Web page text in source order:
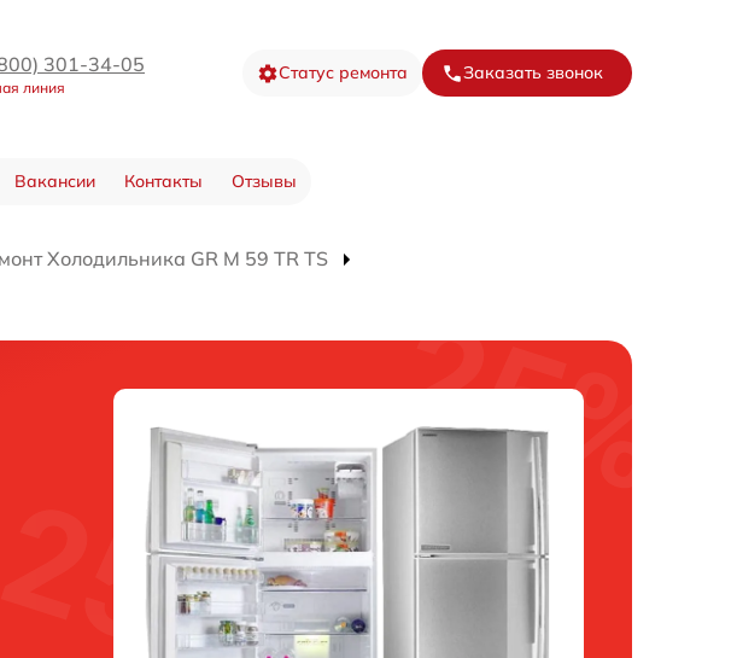
301-34-05
линия
Статус ремонта Заказать звонок
Вакансии Контакты Отзывы
Холодильника GR M 59 TR TS